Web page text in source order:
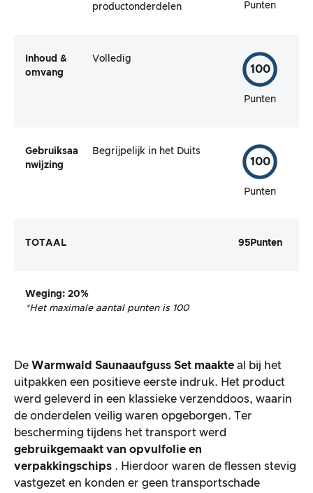
productonderdelen
Punten
Inhoud &
omvang
Volledig
100
Punten
Gebruiksaa
nwijzing
Begrijpelijk in het Duits
100
Punten
TOTAAL 95Punten
Weging: 20%
*Het maximale aantal punten is 100
De Warmwald Saunaaufguss Set maakte al bij het
uitpakken een positieve eerste indruk. Het product
werd geleverd in een klassieke verzenddoos, waarin
de onderdelen veilig waren opgeborgen. Ter
bescherming tijdens het transport werd
gebruikgemaakt van opvulfolie en
verpakkingschips . Hierdoor waren de flessen stevig
vastgezet en konden er geen transportschade